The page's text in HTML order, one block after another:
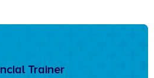
Trainer